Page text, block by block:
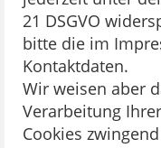
21 DSGVO
bitte die im
Kontaktdaten.
Wir weisen aber
Verarbeitung
Cookies